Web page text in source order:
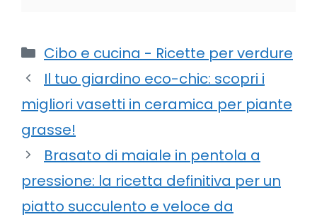
Categorie
Cibo e cucina - Ricette per verdure
Il tuo giardino eco-chic: scopri i
migliori vasetti in ceramica per piante
grasse!
Brasato di maiale in pentola a
pressione: la ricetta definitiva per un
piatto succulento e veloce da